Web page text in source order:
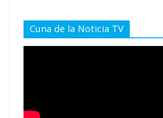
Cuna de la Noticia TV